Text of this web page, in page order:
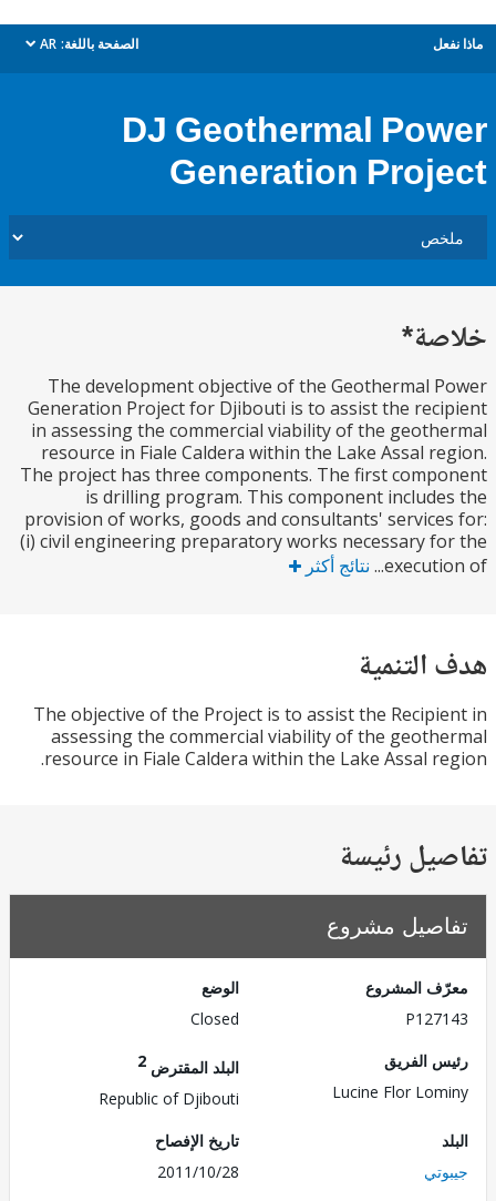
الصفحة باللغة: AR
dropdown
DJ Geothermal
Generation
The development objective of the Geothermal
Generation Project for Djibouti is to assist the
in assessing the commercial viability of the
resource in Fiale Caldera within the Lake Assal
The project has three components. The first
is drilling program. This component
provision of works, goods and consultants'
(i) civil engineering preparatory works necessary
نتائج أكثر
The objective of the Project is to assist the
assessing the commercial viability of the
resource in Fiale Caldera within the Lake Assal
رئيسة
مشروع
المشروع
الفريق
Lucine Flor
البلد المقترض
Republic of Djibouti
تاريخ الإفصاح
2011/10/28